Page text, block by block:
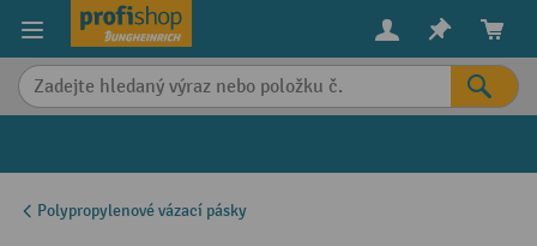
content
Polypropylenové vázací pásky